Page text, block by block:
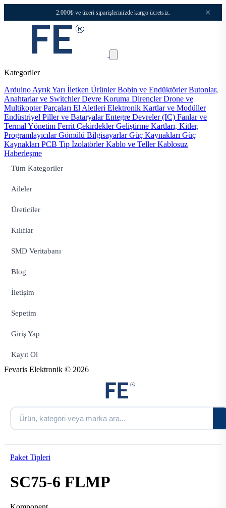
2.000₺ ve üzeri siparişlerinizde kargo ücretsiz. ×
Kategoriler
Arduino Ayrık Yarı İletken ÜrünlerBobin ve EndüktörlerButonlar,
Anahtarlar ve SwitchlerDevre Koruma DirençlerDrone ve
Multikopter Parçaları El Aletleri Elektronik Kartlar ve Modüller
Endüstriyel Piller ve BataryalarEntegre Devreler (IC) Fanlar ve
Termal Yönetim Ferrit ÇekirdeklerGeliştirme Kartları, Kitler,
ProgramlayıcılarGömülü BilgisayarlarGüç Kaynakları Güç
Kaynakları PCB Tip İzolatörlerKablo ve TellerKablosuz
Haberleşme
Tüm Kategoriler
Aileler
Üreticiler
Kılıflar
SMD Veritabanı
Blog
İletişim
Sepetim
Giriş Yap
Kayıt Ol
Fevaris Elektronik © 2026
Paket Tipleri
SC75-6 FLMP